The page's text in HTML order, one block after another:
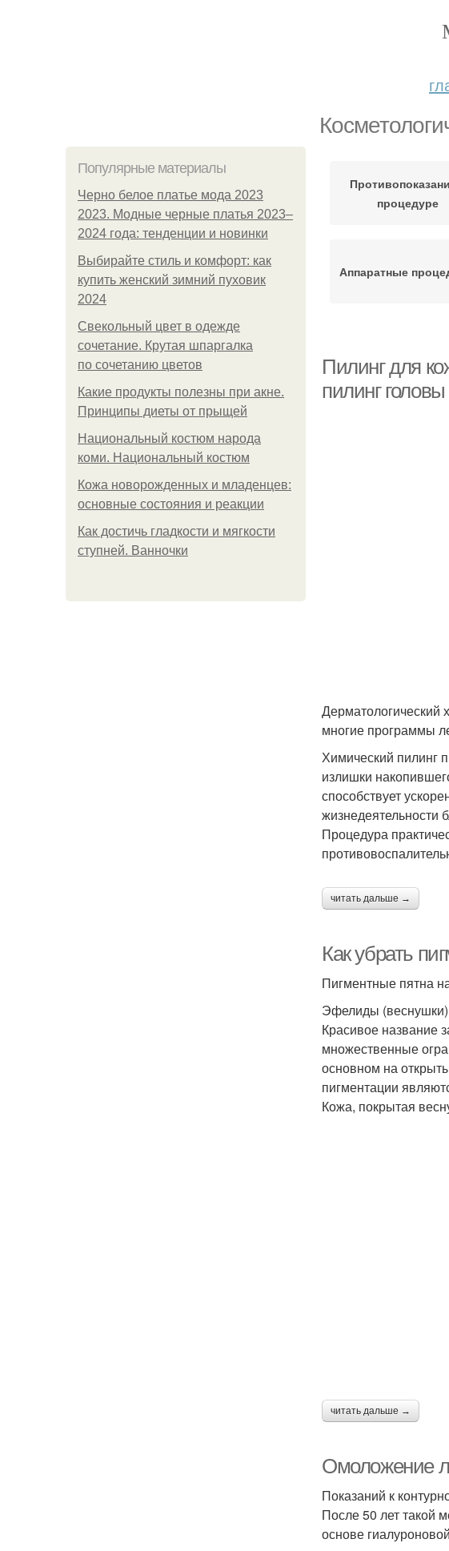
Популярные материалы
Черно белое платье мода 2023
2023. Модные черные платья 2023–
2024 года: тенденции и новинки
Выбирайте стиль и комфорт: как
купить женский зимний пуховик
2024
Свекольный цвет в одежде
сочетание. Крутая шпаргалка
по сочетанию цветов
Какие продукты полезны при акне.
Принципы диеты от прыщей
Национальный костюм народа
коми. Национальный костюм
Кожа новорожденных и младенцев:
основные состояния и реакции
Как достичь гладкости и мягкости
ступней. Ванночки
процедуре
Аппаратные
пациентов
Пилинг для
пилинг головы
Дерматологический
многие программы
Химический пилинг
излишки
способствует
жизнедеятельности
Процедура
читать дальше →
Как убрать
Пигментные пятна
Эфелиды (веснушки)
Красивое название
множественные
основном на
пигментации
Кожа, покрытая
читать дальше →
Омоложение
Показаний к
После 50 лет такой
основе